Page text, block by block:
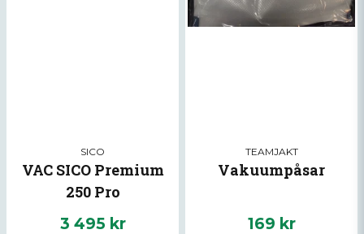
SICO
VAC SICO Premium
250 Pro
3 495 kr
TEAMJAKT
Vakuumpåsar
169 kr